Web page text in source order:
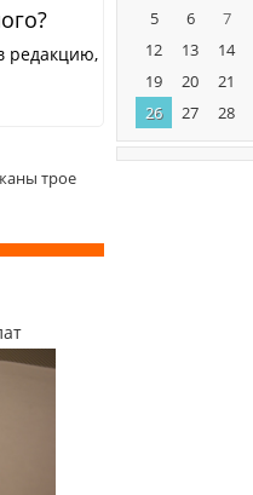
редакцию,
трое
5
6 7
12
13 14
19
20 21
26
27 28